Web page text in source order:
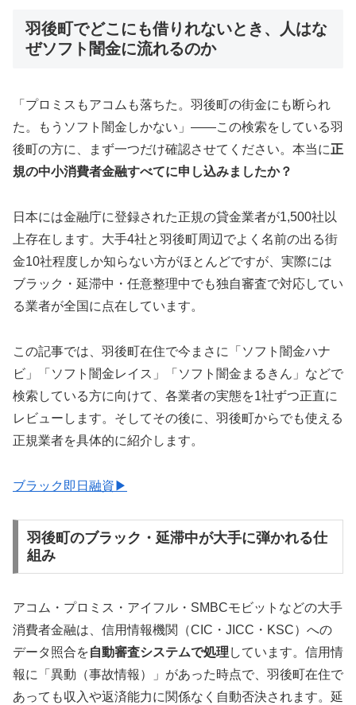
羽後町でどこにも借りれないとき、人はな
ぜソフト闇金に流れるのか
「プロミスもアコムも落ちた。羽後町の街金にも断られ
た。もうソフト闇金しかない」——この検索をしている羽
後町の方に、まず一つだけ確認させてください。本当に正
規の中小消費者金融すべてに申し込みましたか？
日本には金融庁に登録された正規の貸金業者が1,500社以
上存在します。大手4社と羽後町周辺でよく名前の出る街
金10社程度しか知らない方がほとんどですが、実際には
ブラック・延滞中・任意整理中でも独自審査で対応してい
る業者が全国に点在しています。
この記事では、羽後町在住で今まさに「ソフト闇金ハナ
ビ」「ソフト闇金レイス」「ソフト闇金まるきん」などで
検索している方に向けて、各業者の実態を1社ずつ正直に
レビューします。そしてその後に、羽後町からでも使える
正規業者を具体的に紹介します。
ブラック即日融資▶
羽後町のブラック・延滞中が大手に弾かれる仕
組み
アコム・プロミス・アイフル・SMBCモビットなどの大手
消費者金融は、信用情報機関（CIC・JICC・KSC）への
データ照合を自動審査システムで処理 しています。信用情
報に「異動（事故情報）」があった時点で、羽後町在住で
あっても収入や返済能力に関係なく自動否決されます。延